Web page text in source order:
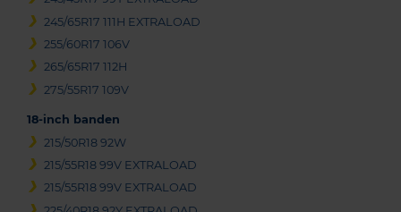
245/65R17 111H EXTRALOAD
255/60R17 106V
265/65R17 112H
275/55R17 109V
18-inch banden
215/50R18 92W
215/55R18 99V EXTRALOAD
215/55R18 99V EXTRALOAD